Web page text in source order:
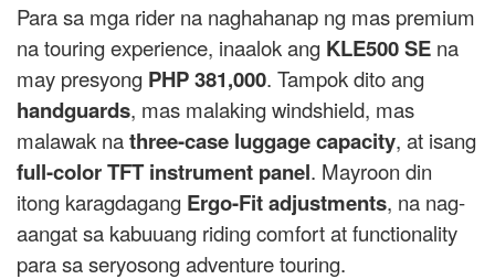
Para sa mga rider na naghahanap ng mas premium
na touring experience, inaalok ang KLE500 SE na
may presyong PHP 381,000. Tampok dito ang
handguards, mas malaking windshield, mas
malawak nathree-case luggage capacity, at isang
full-color TFT instrument panel. Mayroon din
itong karagdagang Ergo-Fit adjustments, na nag-
aangat sa kabuuang riding comfort at functionality
para sa seryosong adventure touring.